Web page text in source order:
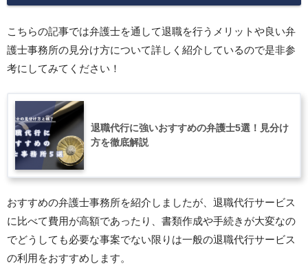
こちらの記事では弁護士を通して退職を行うメリットや良い弁
護士事務所の見分け方について詳しく紹介しているので是非参
考にしてみてください！
退職代行に強いおすすめの弁護士5選！見分け
方を徹底解説
おすすめの弁護士事務所を紹介しましたが、退職代行サービス
に比べて費用が高額であったり、書類作成や手続きが大変なの
でどうしても必要な事案でない限りは一般の退職代行サービス
の利用をおすすめします。